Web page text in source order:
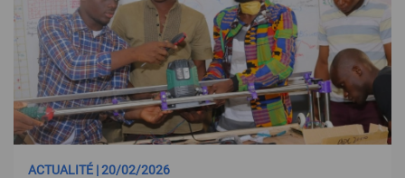
ACTUALITÉ | 20/02/2026